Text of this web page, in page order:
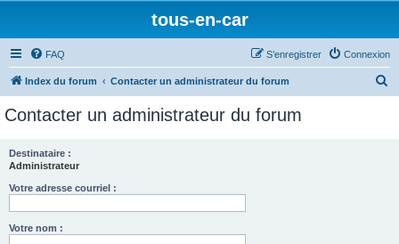
tous-en-car
FAQ Connexion
S’enregistrer
Index du forum Contacter un administrateur du forum
Contacter un administrateur du forum
Destinataire :
Administrateur
Votre adresse courriel :
Votre nom :